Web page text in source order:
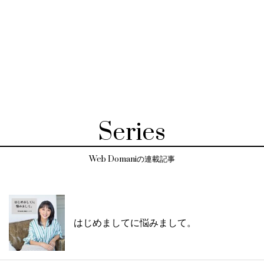
Series
Web Domaniの連載記事
はじめましてに悩みまして。